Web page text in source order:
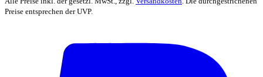
Preise entsprechen der UVP.